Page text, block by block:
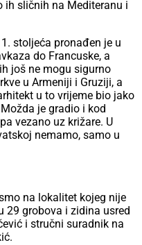
ih sličnih na Mediteranu i
stoljeća pronađen je u
do Francuske, a
još ne mogu sigurno
u Armeniji i Gruziji, a
u to vrijeme bio jako
je gradio i kod
vezano uz križare. U
nemamo, samo u
na lokalitet kojeg nije
29 grobova i zidina usred
i stručni suradnik na